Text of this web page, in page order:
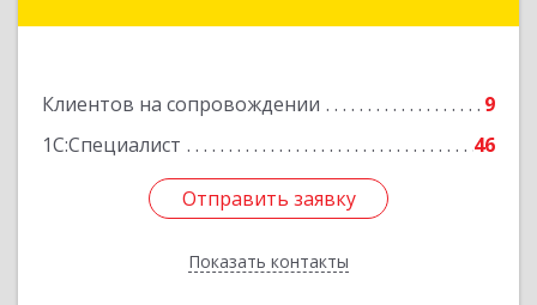
Клиентов на сопровождении
9
1С:Специалист
46
Отправить заявку
Показать контакты
Отправить заявку
Назад